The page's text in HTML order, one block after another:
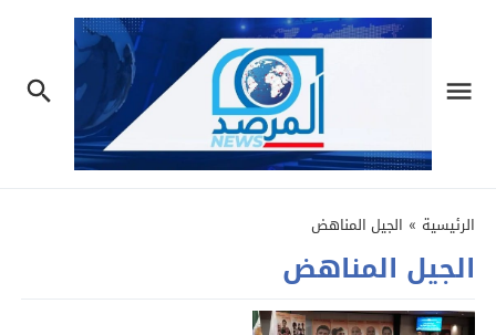
الرئيسية » الجيل المناهض
الجيل المناهض